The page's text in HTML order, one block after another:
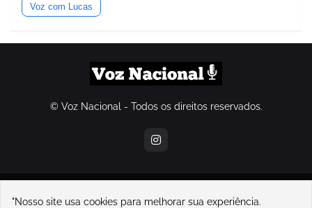
Voz com Lucas
© Voz Nacional - Todos os direitos reservados.
contatovoznacional@gmail.com
"Nosso site usa cookies para melhorar sua experiência.